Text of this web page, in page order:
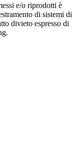
e/o riprodotti è
di sistemi di
divieto espresso di